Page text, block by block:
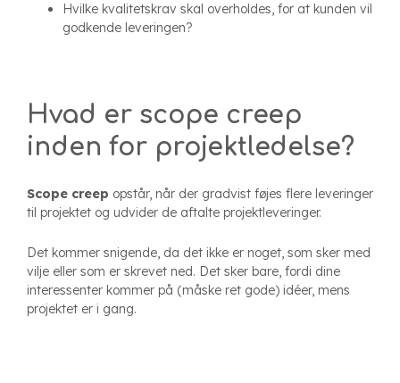
Hvilke kvalitetskrav skal overholdes, for at kunden vil
godkende leveringen?
Hvad er scope creep
inden for projektledelse?
Scope creep opstår, når der gradvist føjes flere leveringer
til projektet og udvider de aftalte projektleveringer.
Det kommer snigende, da det ikke er noget, som sker med
vilje eller som er skrevet ned. Det sker bare, fordi dine
interessenter kommer på (måske ret gode) idéer, mens
projektet er i gang.